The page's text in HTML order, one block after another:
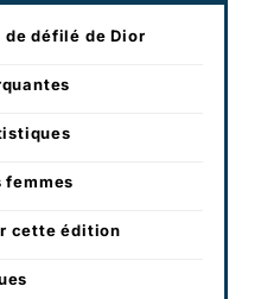
défilé de Dior
femmes
cette édition